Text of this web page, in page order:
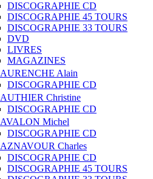
DISCOGRAPHIE CD
DISCOGRAPHIE 45 TOURS
DISCOGRAPHIE 33 TOURS
DVD
LIVRES
MAGAZINES
AURENCHE Alain
DISCOGRAPHIE CD
AUTHIER Christine
DISCOGRAPHIE CD
AVALON Michel
DISCOGRAPHIE CD
AZNAVOUR Charles
DISCOGRAPHIE CD
DISCOGRAPHIE 45 TOURS